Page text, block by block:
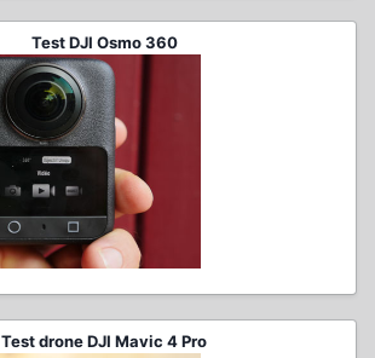
Test DJI Osmo 360
Test drone DJI Mavic 4 Pro